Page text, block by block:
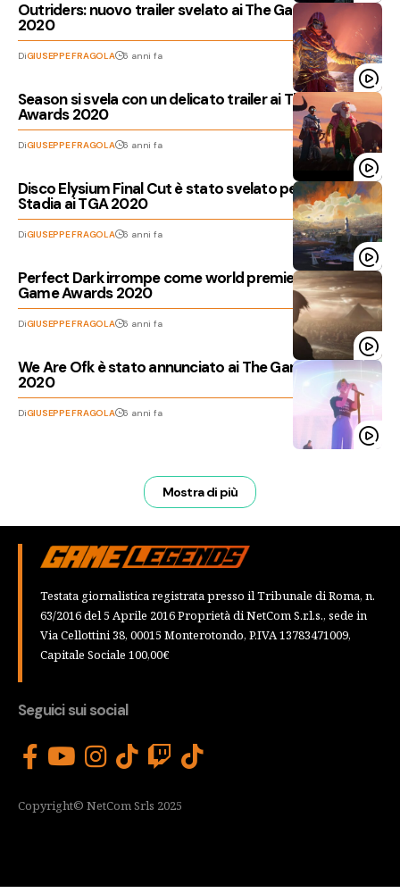
Outriders: nuovo trailer svelato ai The Game Awards
2020
DiGIUSEPPE FRAGOLA 6 anni fa
Season si svela con un delicato trailer ai The Game
Awards 2020
DiGIUSEPPE FRAGOLA 6 anni fa
Disco Elysium Final Cut è stato svelato per console e
Stadia ai TGA 2020
DiGIUSEPPE FRAGOLA 6 anni fa
Perfect Dark irrompe come world premiere ai The
Game Awards 2020
DiGIUSEPPE FRAGOLA 6 anni fa
We Are Ofk è stato annunciato ai The Game Awards
2020
DiGIUSEPPE FRAGOLA 6 anni fa
Mostra di più
Testata giornalistica registrata presso il Tribunale di Roma, n.
63/2016 del 5 Aprile 2016 Proprietà di NetCom S.r.l.s., sede in
Via Cellottini 38, 00015 Monterotondo, P.IVA 13783471009,
Capitale Sociale 100,00€
Seguici sui social
Copyright© NetCom Srls 2025